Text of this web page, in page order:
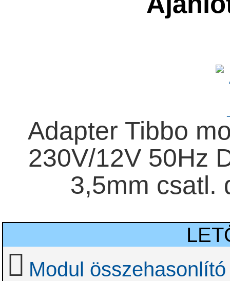
Adapter Tibbo
230V/12V 50Hz
3,5mm csatl.
Modul